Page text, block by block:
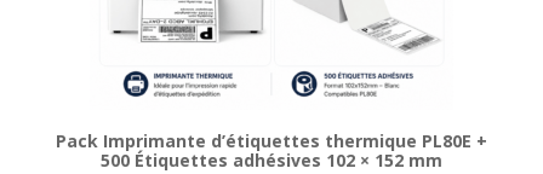
Pack Imprimante d’étiquettes thermique PL80E +
500 Étiquettes adhésives 102 × 152 mm